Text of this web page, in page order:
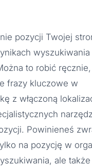
pozycji Twojej
to robić
frazy kluczowe w
z włączoną
Powinieneś
na pozycję w
ale także